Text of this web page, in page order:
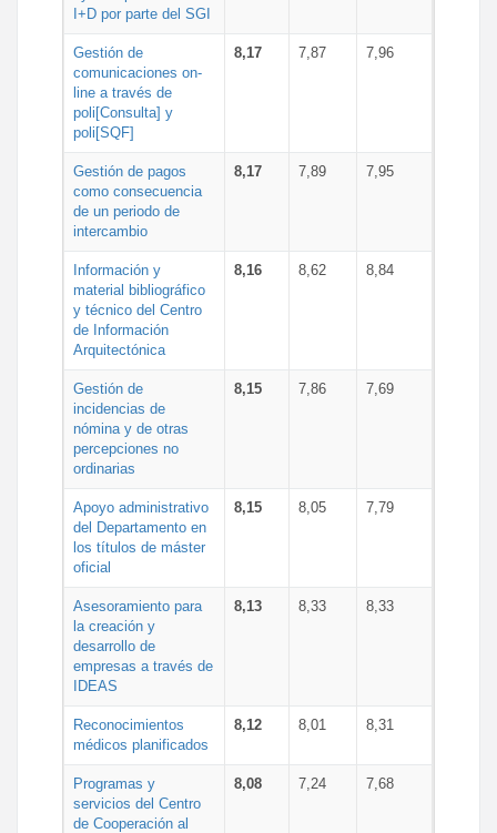
I+D por parte del SGI
Gestión de
comunicaciones on-
line a través de
poli[Consulta] y
poli[SQF]
8,17 7,87 7,96
Gestión de pagos
como consecuencia
de un periodo de
intercambio
8,17 7,89 7,95
Información y
material bibliográfico
y técnico del Centro
de Información
Arquitectónica
8,16 8,62 8,84
Gestión de
incidencias de
nómina y de otras
percepciones no
ordinarias
8,15 7,86 7,69
Apoyo administrativo
del Departamento en
los títulos de máster
oficial
8,15 8,05 7,79
Asesoramiento para
la creación y
desarrollo de
empresas a través de
IDEAS
8,13 8,33 8,33
Reconocimientos
médicos planificados
8,12 8,01 8,31
Programas y
servicios del Centro
de Cooperación al
8,08 7,24 7,68